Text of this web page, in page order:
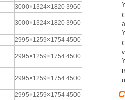
3000×1324×1820 3960
3000×1324×1820 3960
2995×1259×1754 4500
2995×1259×1754 4500
2995×1259×1754 4500
2995×1259×1754 4500